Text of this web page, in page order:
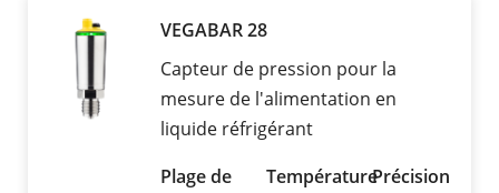
VEGABAR 28
Capteur de pression pour la
mesure de l'alimentation en
liquide réfrigérant
Plage de
TempératurePrécision